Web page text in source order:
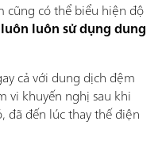
cũng có thể biểu hiện độ
luôn luôn sử dụng dung
cả với dung dịch đệm
vi khuyến nghị sau khi
đã đến lúc thay thế điện